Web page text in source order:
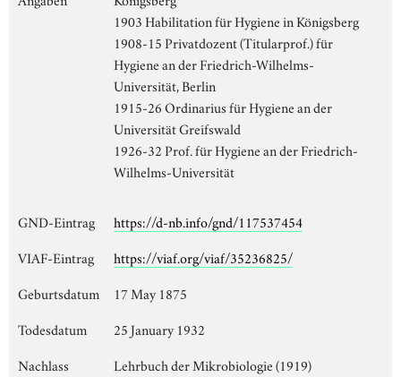
1903 Habilitation für Hygiene in Königsberg
1908-15 Privatdozent (Titularprof.) für
Hygiene an der Friedrich-Wilhelms-
Universität, Berlin
1915-26 Ordinarius für Hygiene an der
Universität Greifswald
1926-32 Prof. für Hygiene an der Friedrich-
Wilhelms-Universität
GND-Eintrag
https://d-nb.info/gnd/117537454
VIAF-Eintrag
https://viaf.org/viaf/35236825/
Geburtsdatum
17 May 1875
Todesdatum
25 January 1932
Nachlass
Lehrbuch der Mikrobiologie (1919)